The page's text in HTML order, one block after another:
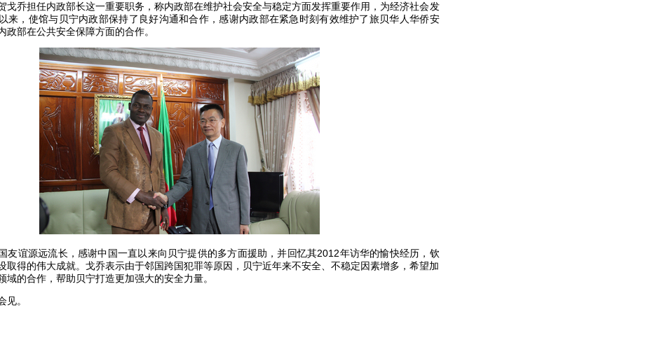
戈乔担任内政部长这一重要职务，称内政部在维护社会安全与稳定方面发挥重要作用，为经济社会发
来，使馆与贝宁内政部保持了良好沟通和合作，感谢内政部在紧急时刻有效维护了旅贝华人华侨安
政部在公共安全保障方面的合作。
友谊源远流长，感谢中国一直以来向贝宁提供的多方面援助，并回忆其2012年访华的愉快经历，钦
取得的伟大成就。戈乔表示由于邻国跨国犯罪等原因，贝宁近年来不安全、不稳定因素增多，希望加
域的合作，帮助贝宁打造更加强大的安全力量。
见。